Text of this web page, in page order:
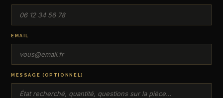
EMAIL
MESSAGE (OPTIONNEL)